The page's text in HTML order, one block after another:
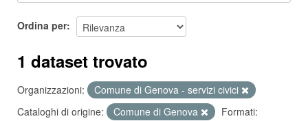
Ordina per
1 dataset trovato
Organizzazioni:
Comune di Genova - servizi civici
Cataloghi di origine:
Comune di Genova
Formati: